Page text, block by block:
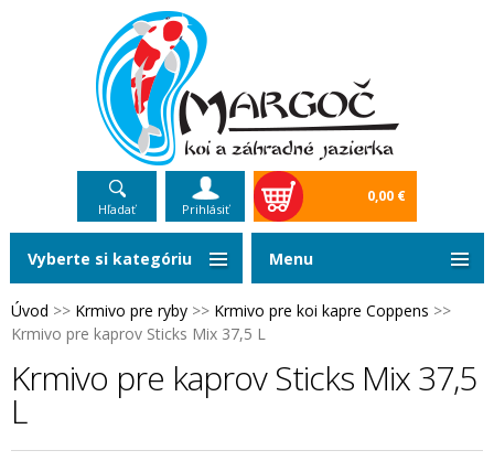
Hľadať Prihlásiť
0,00 €
Úvod >> Krmivo pre ryby >> Krmivo pre koi kapre Coppens >>
Krmivo pre kaprov Sticks Mix 37,5 L
Krmivo pre kaprov Sticks Mix 37,5
L
Vyberte si kategóriu Menu